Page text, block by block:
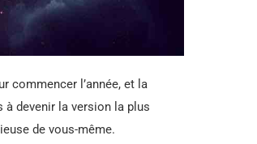
commencer l’année, et la
devenir la version la plus
de vous-même.